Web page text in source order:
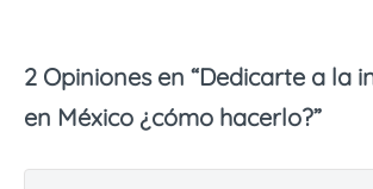
2 Opiniones en “Dedicarte a la
en México ¿cómo hacerlo?”